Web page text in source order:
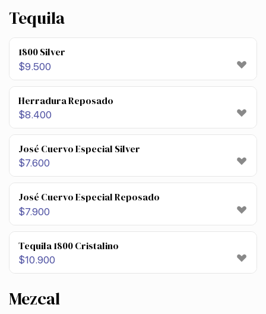
Tequila
1800 Silver
$9.500
Herradura Reposado
$8.400
José Cuervo Especial Silver
$7.600
José Cuervo Especial Reposado
$7.900
Tequila 1800 Cristalino
$10.900
Mezcal